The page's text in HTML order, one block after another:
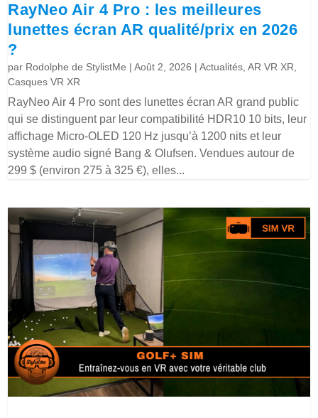
RayNeo Air 4 Pro : les meilleures
lunettes écran AR qualité/prix en 2026
?
par Rodolphe de StylistMe |Août 2, 2026 |Actualités,AR VR XR,
Casques VR XR
RayNeo Air 4 Pro sont des lunettes écran AR grand public
qui se distinguent par leur compatibilité HDR10 10 bits, leur
affichage Micro-OLED 120 Hz jusqu’à 1200 nits et leur
système audio signé Bang & Olufsen. Vendues autour de
299 $ (environ 275 à 325 €), elles...